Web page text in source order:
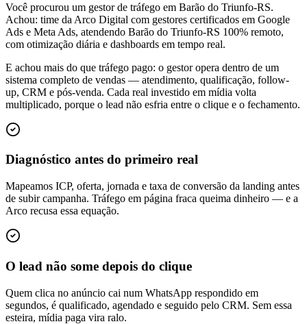
Você procurou um gestor de tráfego em Barão do Triunfo-RS.
Achou: time da Arco Digital com gestores certificados em Google
Ads e Meta Ads, atendendo Barão do Triunfo-RS 100% remoto,
com otimização diária e dashboards em tempo real.
E achou mais do que tráfego pago: o gestor opera dentro de um
sistema completo de vendas — atendimento, qualificação, follow-
up, CRM e pós-venda. Cada real investido em mídia volta
multiplicado, porque o lead não esfria entre o clique e o fechamento.
Diagnóstico antes do primeiro real
Mapeamos ICP, oferta, jornada e taxa de conversão da landing antes
de subir campanha. Tráfego em página fraca queima dinheiro — e a
Arco recusa essa equação.
O lead não some depois do clique
Quem clica no anúncio cai num WhatsApp respondido em
segundos, é qualificado, agendado e seguido pelo CRM. Sem essa
esteira, mídia paga vira ralo.